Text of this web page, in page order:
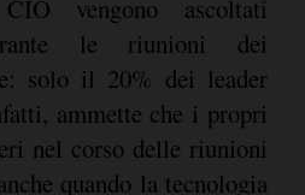
vengono ascoltati
le riunioni dei
solo il 20% dei leader
ammette che i propri
nel corso delle riunioni
quando la tecnologia